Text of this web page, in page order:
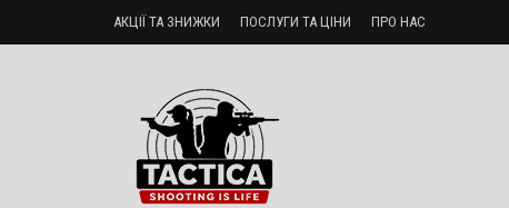
АКЦІЇ ТА ЗНИЖКИ ПОСЛУГИ ТА ЦІНИ ПРО НАС